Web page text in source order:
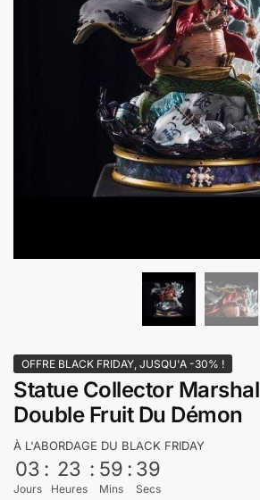
OFFRE BLACK FRIDAY, JUSQU'A -30% !
Statue Collector
Double Fruit Du Démon
À L'ABORDAGE DU BLACK FRIDAY
03
Jours
: 23
Heures
: 59
Mins
: 39
Secs